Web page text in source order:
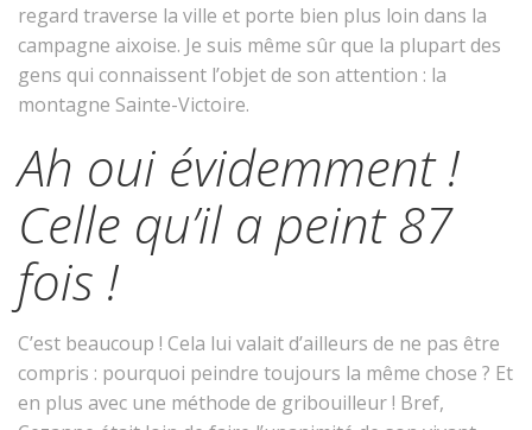
regard traverse la ville et porte bien plus loin dans la
campagne aixoise. Je suis même sûr que la plupart des
gens qui connaissent l’objet de son attention : la
montagne Sainte-Victoire.
Ah oui évidemment !
Celle qu’il a peint 87
fois !
C’est beaucoup ! Cela lui valait d’ailleurs de ne pas être
compris : pourquoi peindre toujours la même chose ? Et
en plus avec une méthode de gribouilleur ! Bref,